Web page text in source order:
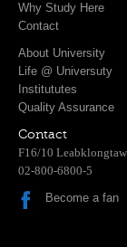
Why Study Here
Contact
About University
Life @ Universuty
Institututes
Quality Assurance
Contact
F16/10
02-800-6800-5
Become a fan